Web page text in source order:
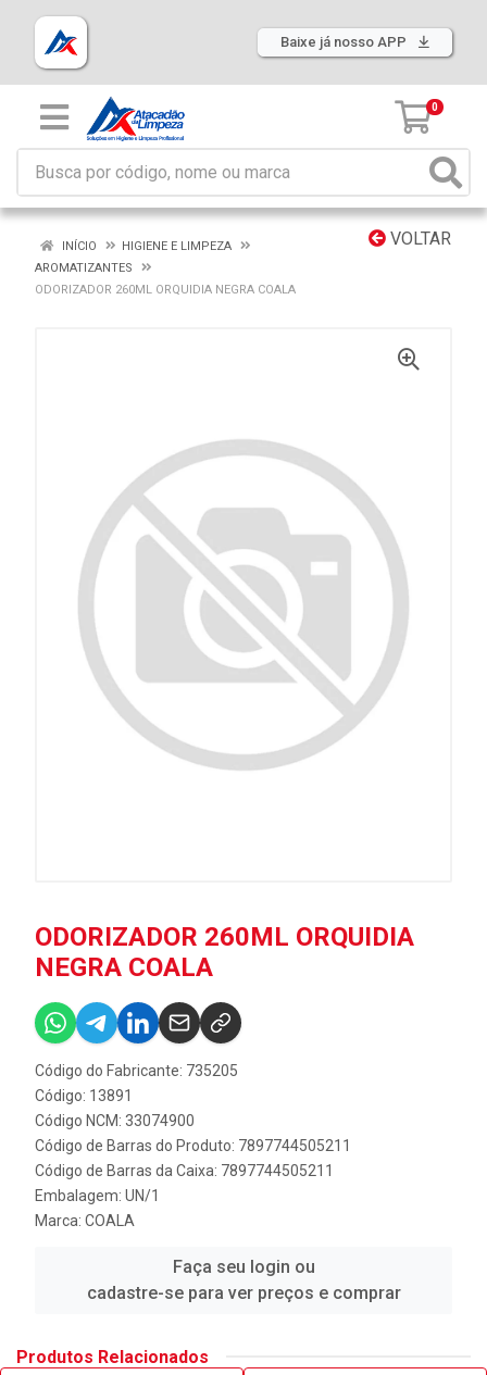
Baixe já nosso APP
0
VOLTAR
INÍCIO
HIGIENE E LIMPEZA
AROMATIZANTES
ODORIZADOR 260ML ORQUIDIA NEGRA COALA
ODORIZADOR 260ML ORQUIDIA
NEGRA COALA
Código do Fabricante: 735205
Código: 13891
Código NCM: 33074900
Código de Barras do Produto: 7897744505211
Código de Barras da Caixa: 7897744505211
Embalagem: UN/1
Marca: COALA
Faça seu login ou
cadastre-se para ver preços e comprar
Produtos Relacionados